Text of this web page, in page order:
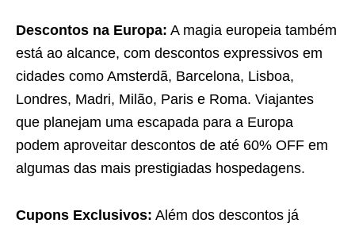
Descontos na Europa: A magia europeia também
está ao alcance, com descontos expressivos em
cidades como Amsterdã, Barcelona, Lisboa,
Londres, Madri, Milão, Paris e Roma. Viajantes
que planejam uma escapada para a Europa
podem aproveitar descontos de até 60% OFF em
algumas das mais prestigiadas hospedagens.
Cupons Exclusivos: Além dos descontos já